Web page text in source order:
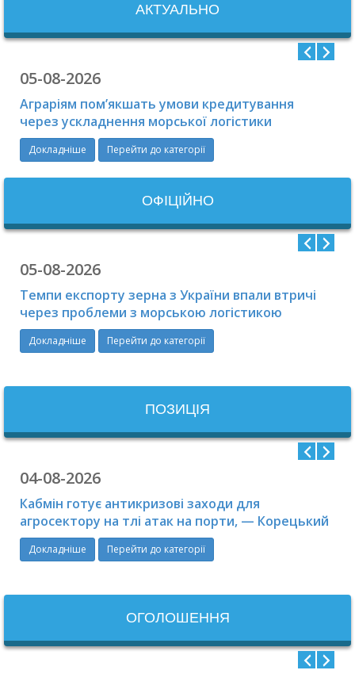
АКТУАЛЬНО
05-08-2026
Аграріям пом’якшать умови кредитування
через ускладнення морської логістики
Докладніше Перейти до категорії
ОФIЦIЙНО
05-08-2026
Темпи експорту зерна з України впали втричі
через проблеми з морською логістикою
Докладніше Перейти до категорії
ПОЗИЦІЯ
04-08-2026
Кабмін готує антикризові заходи для
агросектору на тлі атак на порти, — Корецький
Докладніше Перейти до категорії
ОГОЛОШЕННЯ